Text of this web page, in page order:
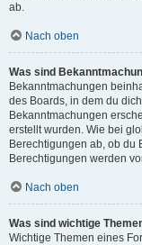
ab.
Nach oben
Was sind
Bekanntmachungen
des Boards, in dem du
Bekanntmachungen
erstellt wurden. Wie bei
Berechtigungen ab, ob du
Berechtigungen werden
Nach oben
Was sind wichtige
Wichtige Themen eines